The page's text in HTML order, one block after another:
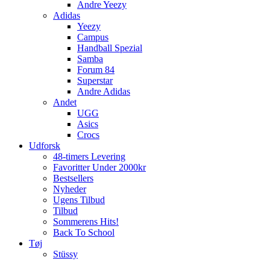
Andre Yeezy
Adidas
Yeezy
Campus
Handball Spezial
Samba
Forum 84
Superstar
Andre Adidas
Andet
UGG
Asics
Crocs
Udforsk
48-timers Levering
Favoritter Under 2000kr
Bestsellers
Nyheder
Ugens Tilbud
Tilbud
Sommerens Hits!
Back To School
Tøj
Stüssy